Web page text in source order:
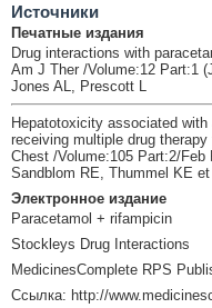
Источники
Печатные издания
Drug interactions with
Am J Ther /Volume:12 Part:1
Jones AL, Prescott L
Hepatotoxicity associated
receiving multiple drug
Chest /Volume:105 Part:2/Feb
Sandblom RE, Thummel KE et
Электронное издание
Paracetamol + rifampicin
Stockleys Drug Interactions
MedicinesComplete RPS
Ссылка: http://